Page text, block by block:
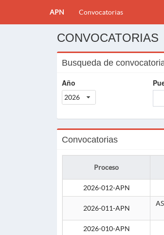
APN Convocatorias
CONVOCATORIAS
Busqueda de
Año
2026
Convocatorias
Proceso
2026-012-APN
2026-011-APN
2026-010-APN